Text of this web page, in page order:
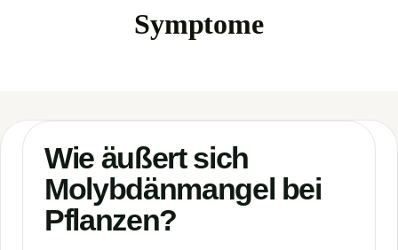
Symptome
Wie äußert sich
Molybdänmangel bei
Pflanzen?